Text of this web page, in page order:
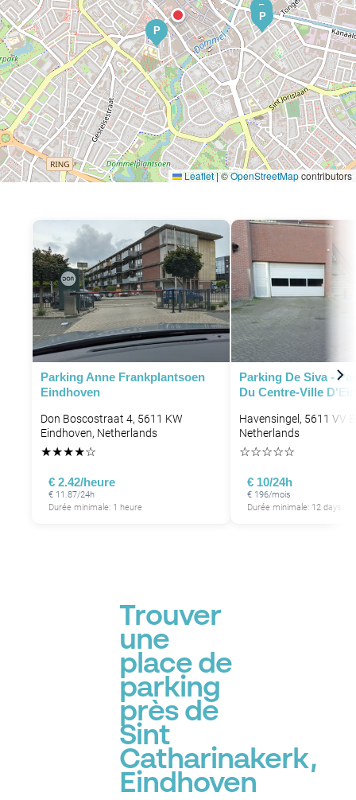
P
P
P
Leaflet|©OpenStreetMapcontributors
Parking Anne Frankplantsoen
Eindhoven
Don Boscostraat 4, 5611 KW
Eindhoven, Netherlands
★★★★☆
€ 2.42/heure
€ 11.87/24h
Durée minimale: 1 heure
Parking De Siva -
Du Centre-Ville
Havensingel, 5611 VV
Netherlands
☆☆☆☆☆
€ 10/24h
€ 196/mois
Durée minimale: 12 days
Trouver
une
place de
parking
près de
Sint
Catharinakerk,
Eindhoven